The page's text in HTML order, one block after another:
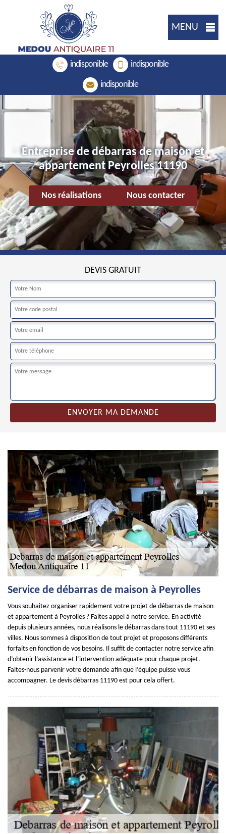
MENU
indisponible indisponible
indisponible
Entreprise de débarras de maison et
appartement Peyrolles 11190
Nos réalisations Nous contacter
DEVIS GRATUIT
Service de débarras de maison à Peyrolles
Vous souhaitez organiser rapidement votre projet de débarras de maison
et appartement à Peyrolles ? Faites appel à notre service. En activité
depuis plusieurs années, nous réalisons le débarras dans tout 11190 et ses
villes. Nous sommes à disposition de tout projet et proposons différents
forfaits en fonction de vos besoins. Il suffit de contacter notre service afin
d’obtenir l’assistance et l’intervention adéquate pour chaque projet.
Faites-nous parvenir votre demande afin que l’équipe puisse vous
accompagner. Le devis débarras 11190 est pour cela offert.